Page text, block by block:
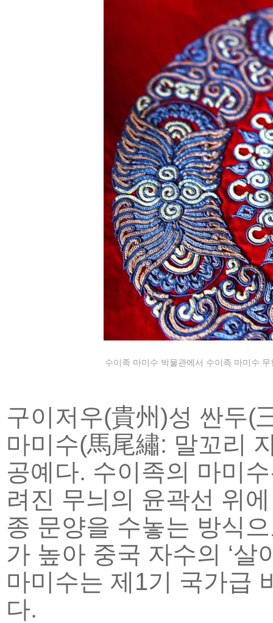
수이족 마미수 박물관에서 수이족 마미수
구이저우(貴州)성 싼두(
마미수(馬尾繡: 말꼬리
공예다. 수이족의 마미
려진 무늬의 윤곽선 위
종 문양을 수놓는 방식
가 높아 중국 자수의 ‘살
마미수는 제1기 국가급
다.